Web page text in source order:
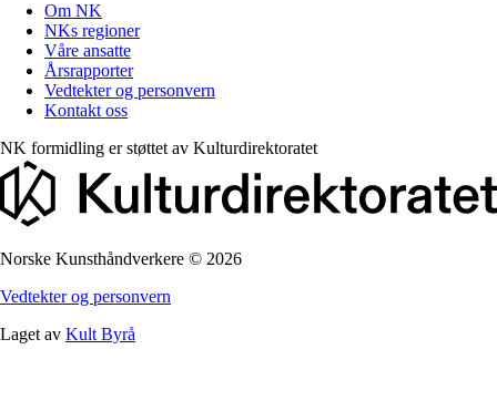
Om NK
NKs regioner
Våre ansatte
Årsrapporter
Vedtekter og personvern
Kontakt oss
NK formidling er støttet av Kulturdirektoratet
Norske Kunsthåndverkere © 2026
Vedtekter og personvern
Laget av Kult Byrå